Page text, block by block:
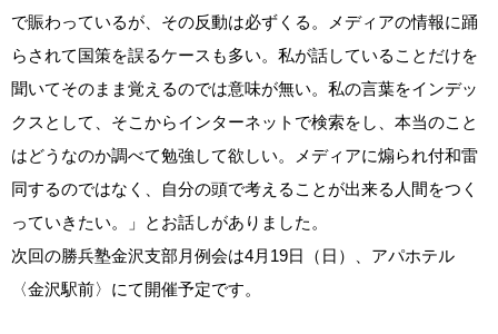
で賑わっているが、その反動は必ずくる。メディアの情報に踊
らされて国策を誤るケースも多い。私が話していることだけを
聞いてそのまま覚えるのでは意味が無い。私の言葉をインデッ
クスとして、そこからインターネットで検索をし、本当のこと
はどうなのか調べて勉強して欲しい。メディアに煽られ付和雷
同するのではなく、自分の頭で考えることが出来る人間をつく
っていきたい。」とお話しがありました。
次回の勝兵塾金沢支部月例会は4月19日（日）、アパホテル
〈金沢駅前〉にて開催予定です。